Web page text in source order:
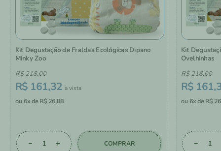
Kit Degustação de Fraldas Ecológicas Dipano
Minky Zoo
R$ 161,32
R$218,00
6 R$ 26,88
＋
－ COMPRAR
Kit
Ovelhinhas
R$ 161,
R$218,00
6 R$ 26
－